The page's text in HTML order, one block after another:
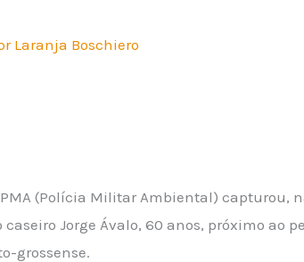
Laranja Boschiero
(Polícia Militar Ambiental)
Jorge Ávalo, 60 anos, próximo ao
grossense.